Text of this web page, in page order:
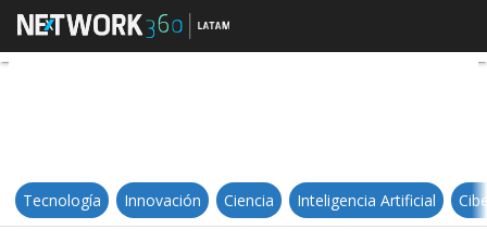
Videomapping: la versión digital
Tecnología Innovación Ciencia Inteligencia Artificial